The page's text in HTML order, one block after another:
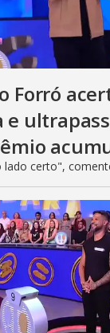
Forró
e
lado certo",